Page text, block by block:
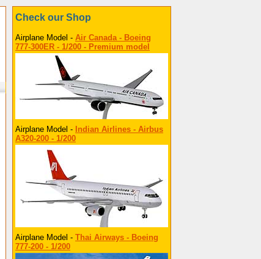
Check our Shop
Airplane Model - Air Canada - Boeing
777-300ER - 1/200 - Premium model
Airplane Model - Indian Airlines - Airbus
A320-200 - 1/200
Airplane Model - Thai Airways - Boeing
777-200 - 1/200